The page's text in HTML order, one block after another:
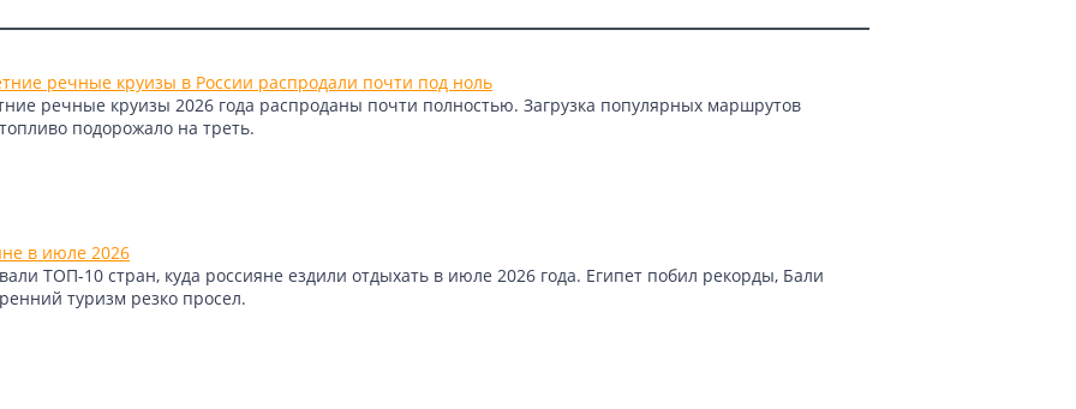
речные круизы в России распродали почти под ноль
речные круизы 2026 года распроданы почти полностью. Загрузка популярных маршрутов
подорожало на треть.
в июле 2026
ТОП-10 стран, куда россияне ездили отдыхать в июле 2026 года. Египет побил рекорды, Бали
туризм резко просел.